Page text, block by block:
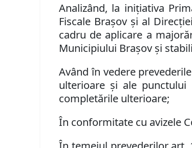
Analizând, la inițiativa
Fiscale Braşov şi al
cadru de aplicare a
Municipiului Braşov şi
Având în vedere
ulterioare şi ale
completările ulterioare;
În conformitate cu avizele